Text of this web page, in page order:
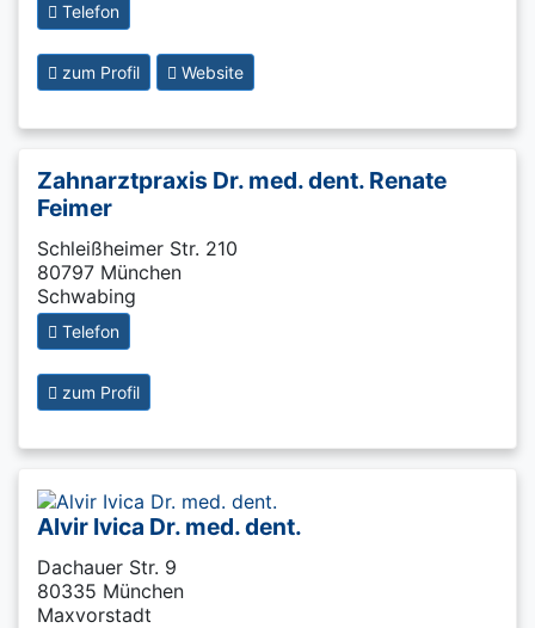
Telefon
zum Profil Website
Zahnarztpraxis Dr. med. dent. Renate
Feimer
Schleißheimer Str. 210
80797 München
Schwabing
Telefon
zum Profil
Alvir Ivica Dr. med. dent.
Dachauer Str. 9
80335 München
Maxvorstadt